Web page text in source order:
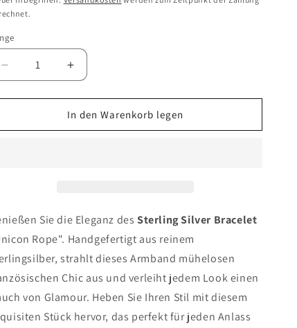
Verringern
Sie
die
für
Erhöhen
Sie
die
Menge
für
In den Warenkorb legen
Sie die Eleganz des Sterling Silver Bracelet
Rope". Handgefertigt aus reinem
strahlt dieses Armband mühelosen
Chic aus und verleiht jedem Look einen
von Glamour. Heben Sie Ihren Stil mit diesem
Stück hervor, das perfekt für jeden Anlass